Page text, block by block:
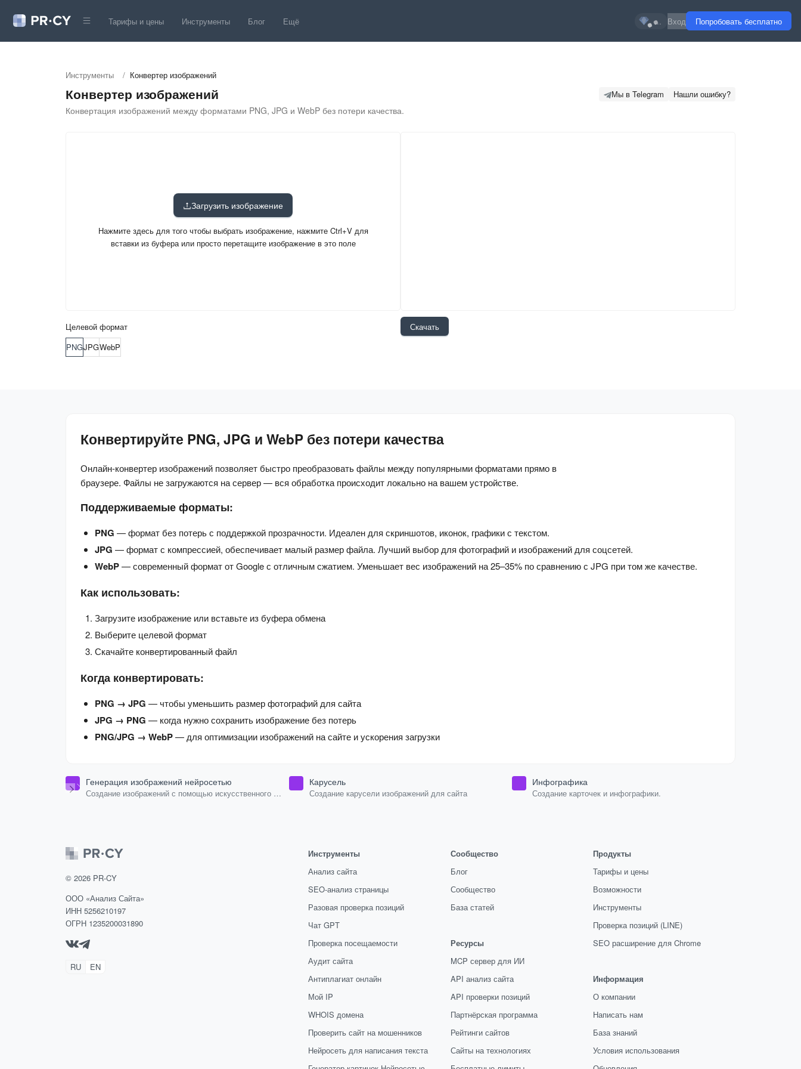
Тарифы и цены Инструменты Блог Ещё ... Вход Попробовать бесплатно
Инструменты / Конвертер изображений
Конвертер изображений Мы в Telegram Нашли ошибку?
Конвертация изображений между форматами PNG, JPG и WebP без потери качества.
Загрузить изображение
Нажмите здесь для того чтобы выбрать изображение, нажмите Ctrl+V для
вставки из буфера или просто перетащите изображение в это поле
Целевой формат
PNGJPGWebP
Скачать
Конвертируйте PNG, JPG и WebP без потери качества
Онлайн-конвертер изображений позволяет быстро преобразовать файлы между популярными форматами прямо в
браузере. Файлы не загружаются на сервер — вся обработка происходит локально на вашем устройстве.
Поддерживаемые форматы:
PNG — формат без потерь с поддержкой прозрачности. Идеален для скриншотов, иконок, графики с текстом.
JPG — формат с компрессией, обеспечивает малый размер файла. Лучший выбор для фотографий и изображений для соцсетей.
WebP— современный формат от Google с отличным сжатием. Уменьшает вес изображений на 25–35% по сравнению с JPG при том же качестве.
Как использовать:
Загрузите изображение или вставьте из буфера обмена
Выберите целевой формат
Скачайте конвертированный файл
Когда конвертировать:
PNG → JPG — чтобы уменьшить размер фотографий для сайта
JPG → PNG — когда нужно сохранить изображение без потерь
PNG/JPG → WebP— для оптимизации изображений на сайте и ускорения загрузки
Генерация изображений нейросетью
Создание изображений с помощью искусственного
Карусель
Создание карусели изображений для сайта
Инфографика
Создание карточек и инфографики.
© 2026 PR-CY
ООО «Анализ Сайта»
ИНН 5256210197
ОГРН 1235200031890
RU EN
Инструменты
Анализ сайта
SEO-анализ страницы
Разовая проверка позиций
Чат GPT
Проверка посещаемости
Аудит сайта
Антиплагиат онлайн
Мой IP
WHOIS домена
Проверить сайт на мошенников
Нейросеть для написания текста
Сообщество
Блог
Сообщество
База статей
Ресурсы
MCP сервер для ИИ
API анализ сайта
API проверки позиций
Партнёрская программа
Рейтинги сайтов
Сайты на технологиях
Продукты
Тарифы и цены
Возможности
Инструменты
Проверка позиций (LINE)
SEO расширение для Chrome
Информация
О компании
Написать нам
База знаний
Условия использования